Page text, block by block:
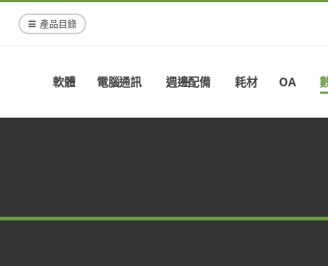
產品目錄
軟體 電腦通訊 週邊配備 耗材 OA